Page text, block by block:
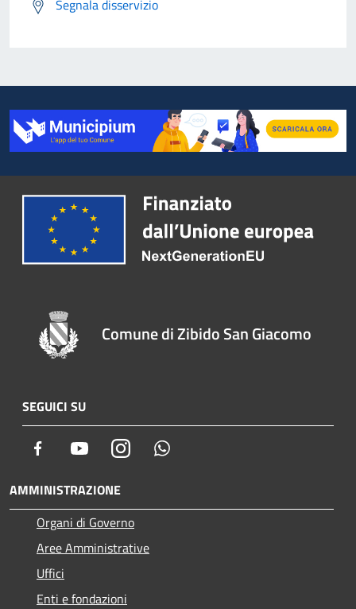
Segnala disservizio
Comune di Zibido San Giacomo
SEGUICI SU
Facebook YoutubeInstagram
AMMINISTRAZIONE
Organi di Governo
Aree Amministrative
Uffici
Enti e fondazioni